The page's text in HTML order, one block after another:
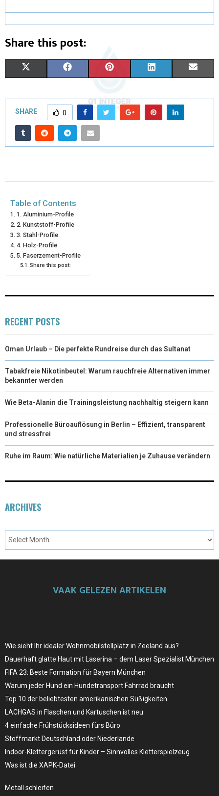
Share this post:
I
)
C
E
B
N
T
N
K
SHARE 0
Table of Contents
1. Aluminium-Profile
2. Kunststoff-Profile
3. Stahl-Profile
4. Holz-Profile
5. Faserzement-Profile
Share this post:
RECENT POSTS
Oman Urlaub – Die perfekte Rundreise durch das Sultanat
Tabakfreie Nikotinbeutel: Warum rauchfreie Alternativen immer
bekannter werden
Wie Beta-Alanin die Trainingsleistung nachhaltig steigern kann
Professionelle Büroauflösung in Berlin – Effizient, transparent
und stressfrei
Ruhe im Raum: Wie natürliche Materialien je Zuhause verändern
ARCHIVES
VAAK GELEZEN ARTIKELEN
Wie sieht Ihr idealer Wohnmobilstellplatz in Zeeland aus?
Dauerhaft glatte Haut mit Laserina – dem Laser Spezialist München
FIFA 23: Beste Formation für Bayern München
Warum jeder Hund ein Hundetransport Fahrrad braucht
Top 10 der beliebtesten amerikanischen Süßigkeiten
LACHGAS in Flaschen und Kartuschen ist neu
4 einfache Frühstücksideen fürs Büro
Stoffmarkt Deutschland oder Niederlande
Indoor-Klettergerüst für Kinder – Sinnvolles Kletterspielzeug
Was ist die XAPK-Datei
Metall schleifen